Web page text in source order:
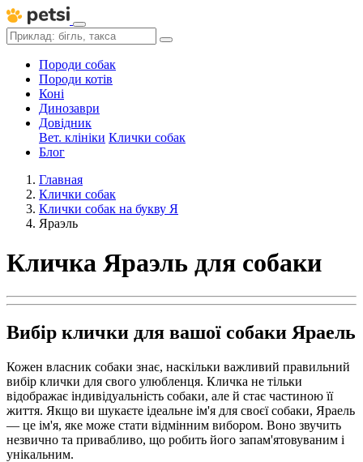
Породи собак
Породи котів
Коні
Динозаври
Довідник
Вет. клініки Клички собак
Блог
Главная
Клички собак
Клички собак на букву Я
Яраэль
Кличка Яраэль для собаки
Вибір клички для вашої собаки Яраель
Кожен власник собаки знає, наскільки важливий правильний
вибір клички для свого улюбленця. Кличка не тільки
відображає індивідуальність собаки, але й стає частиною її
життя. Якщо ви шукаєте ідеальне ім'я для своєї собаки, Яраель
— це ім'я, яке може стати відмінним вибором. Воно звучить
незвично та привабливо, що робить його запам'ятовуваним і
унікальним.